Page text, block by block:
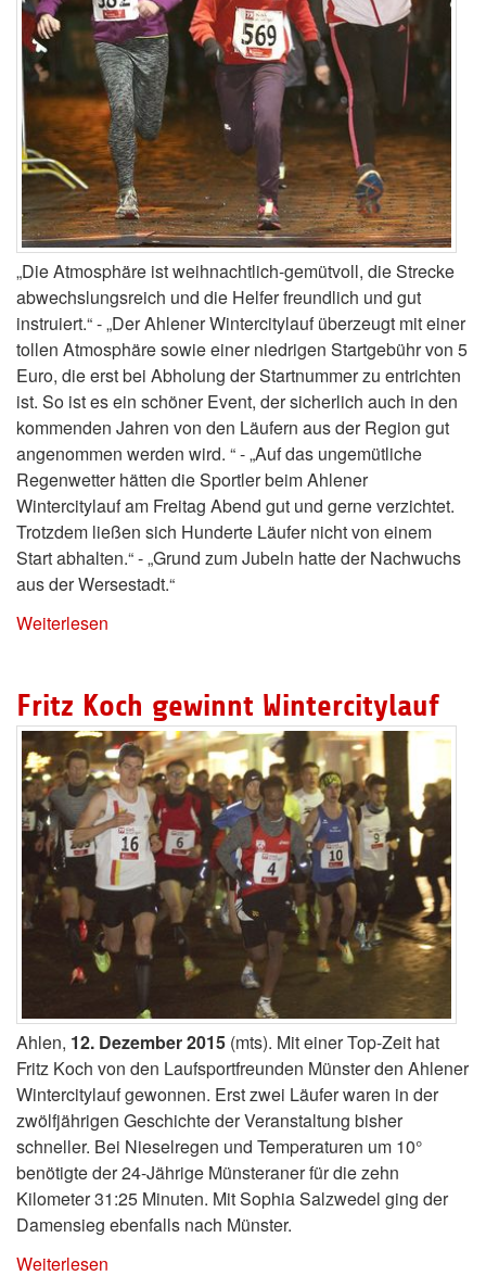
„Die Atmosphäre ist weihnachtlich-gemütvoll, die Strecke
abwechslungsreich und die Helfer freundlich und gut
instruiert.“ - „Der Ahlener Wintercitylauf überzeugt mit einer
tollen Atmosphäre sowie einer niedrigen Startgebühr von 5
Euro, die erst bei Abholung der Startnummer zu entrichten
ist. So ist es ein schöner Event, der sicherlich auch in den
kommenden Jahren von den Läufern aus der Region gut
angenommen werden wird. “ - „Auf das ungemütliche
Regenwetter hätten die Sportler beim Ahlener
Wintercitylauf am Freitag Abend gut und gerne verzichtet.
Trotzdem ließen sich Hunderte Läufer nicht von einem
Start abhalten.“ - „Grund zum Jubeln hatte der Nachwuchs
aus der Wersestadt.“
Weiterlesen
Fritz Koch gewinnt Wintercitylauf
Ahlen, 12. Dezember 2015 (mts). Mit einer Top-Zeit hat
Fritz Koch von den Laufsportfreunden Münster den Ahlener
Wintercitylauf gewonnen. Erst zwei Läufer waren in der
zwölfjährigen Geschichte der Veranstaltung bisher
schneller. Bei Nieselregen und Temperaturen um 10°
benötigte der 24-Jährige Münsteraner für die zehn
Kilometer 31:25 Minuten. Mit Sophia Salzwedel ging der
Damensieg ebenfalls nach Münster.
Weiterlesen